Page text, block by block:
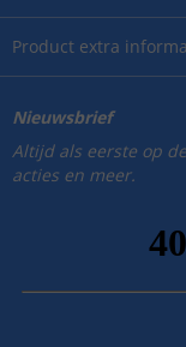
Product extra
Nieuwsbrief
Altijd als eerste op
acties en meer.